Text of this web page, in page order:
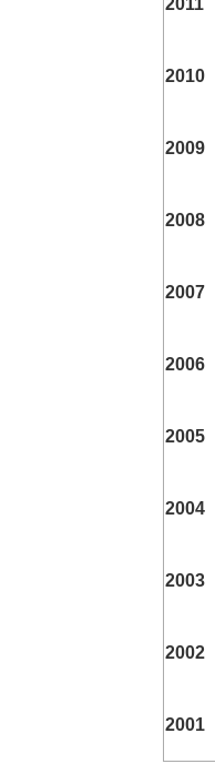
2011
2010
2009
2008
2007
2006
2005
2004
2003
2002
2001